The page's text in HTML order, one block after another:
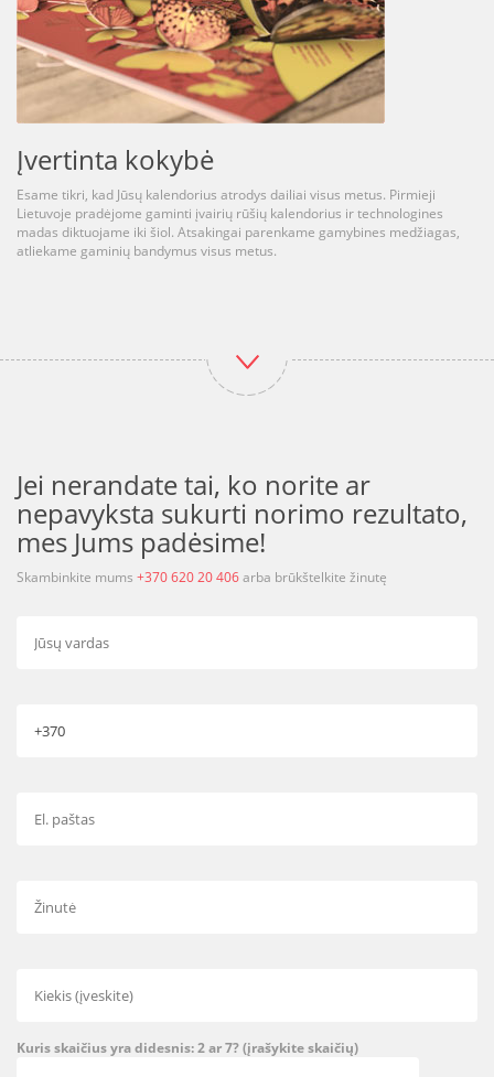
Įvertinta kokybė
Esame tikri, kad Jūsų kalendorius atrodys dailiai visus metus. Pirmieji
Lietuvoje pradėjome gaminti įvairių rūšių kalendorius ir technologines
madas diktuojame iki šiol. Atsakingai parenkame gamybines medžiagas,
atliekame gaminių bandymus visus metus.
Jei nerandate tai, ko norite ar
nepavyksta sukurti norimo rezultato,
mes Jums padėsime!
Skambinkite mums +370 620 20 406arba brūkštelkite žinutę
Kuris skaičius yra didesnis: 2 ar 7? (įrašykite skaičių)